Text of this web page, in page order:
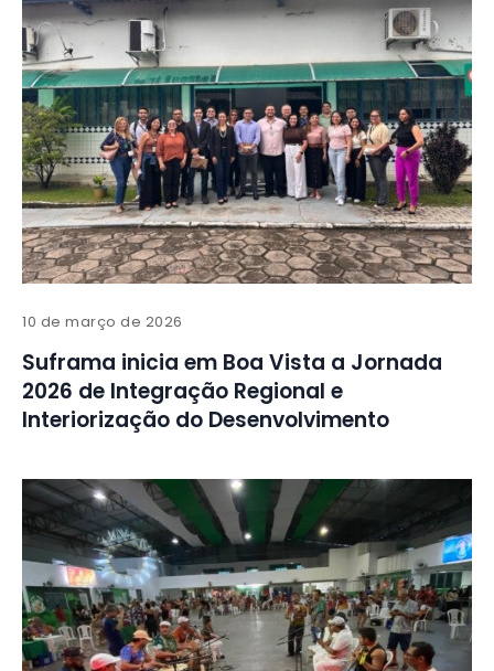
10 de março de 2026
Suframa inicia em Boa Vista a Jornada
2026 de Integração Regional e
Interiorização do Desenvolvimento